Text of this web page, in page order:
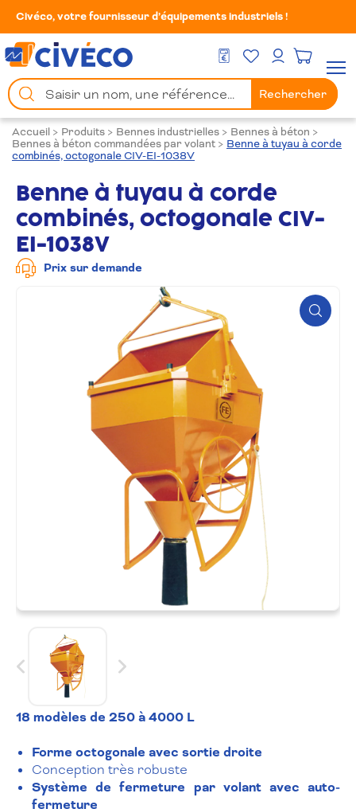
Civéco, votre fournisseur d’équipements industriels !
DEVIS GRATUIT
Mes FavorisMon compte
Chercher
un
produit
Rechercher
Accueil > Produits > Bennes industrielles > Bennes à béton >
Bennes à béton commandées par volant > Benne à tuyau à corde
combinés, octogonale CIV-EI-1038V
Benne à tuyau à corde
combinés, octogonale CIV-
EI-1038V
Prix sur demande
Zoom
18 modèles de 250 à 4000 L
Forme octogonale avec sortie droite
Conception très robuste
Système de fermeture par volant avec auto-
fermeture